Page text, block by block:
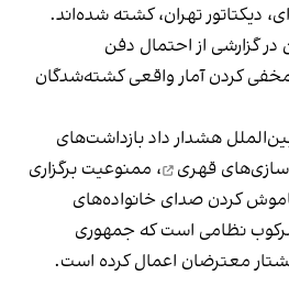
دیکتاتور تهران، کشته شده‌اند.
در گزارشی از احتمال دفن
کردن آمار واقعی کشته‌شدگان
هشدار داد بازداشت‌های
قهری
، ممنوعیت برگزاری
کردن صدای خانواده‌های
نظامی است که جمهوری
معترضان اعمال کرده‌ است.